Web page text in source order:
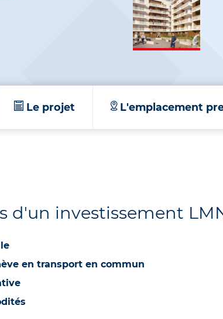
Le projet L'emplacement
d'un investissement
en transport en commun